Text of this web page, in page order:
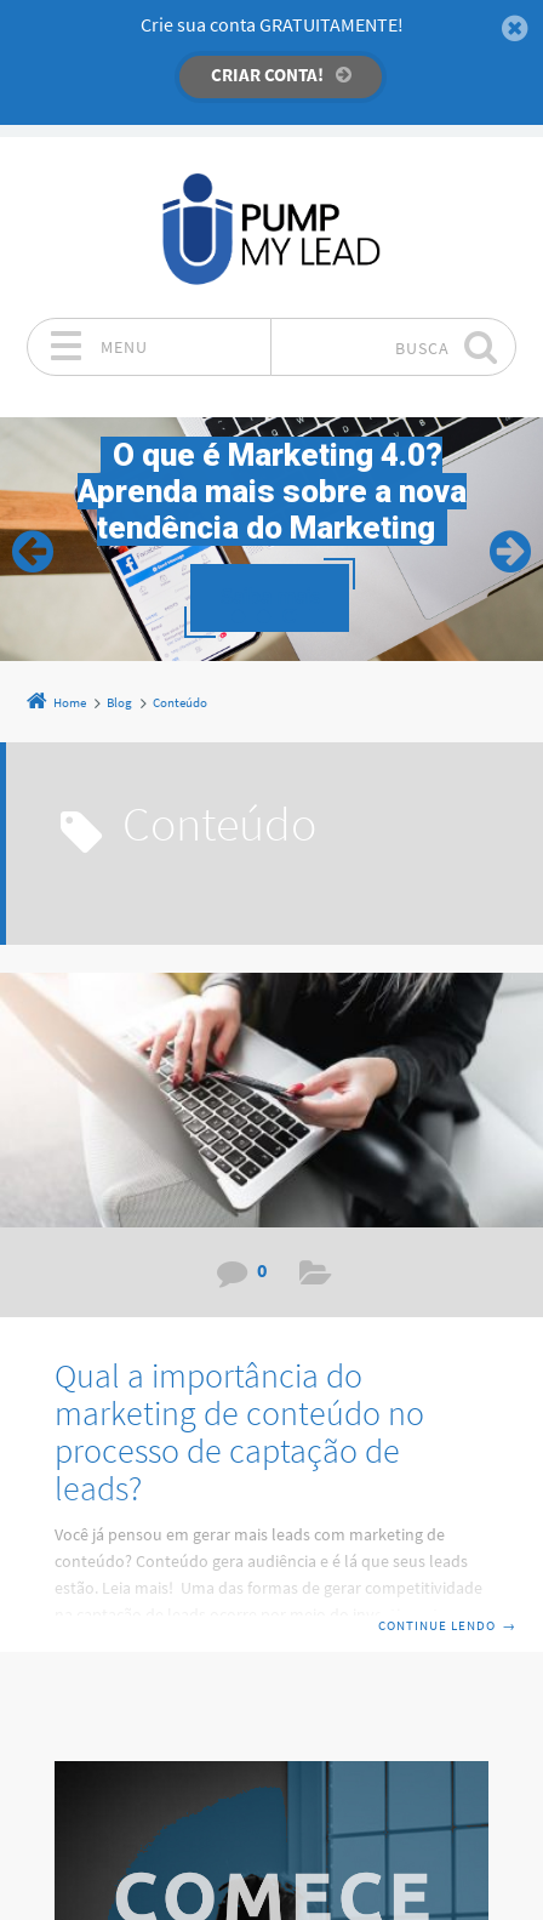
Crie sua conta GRATUITAMENTE!
CRIAR CONTA!
MENU BUSCA
O que é Marketing 4.0?
Aprenda mais sobre a nova
tendência do Marketing
Home Blog Conteúdo
Conteúdo
0
Qual a importância do
marketing de conteúdo no
processo de captação de
leads?
Você já pensou em gerar mais leads com marketing de
conteúdo? Conteúdo gera audiência e é lá que seus leads
estão. Leia mais! Uma das formas de gerar competitividade
CONTINUE LENDO →